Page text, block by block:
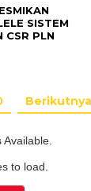
SISTEM
CSR PLN
Berikutnya
to load.